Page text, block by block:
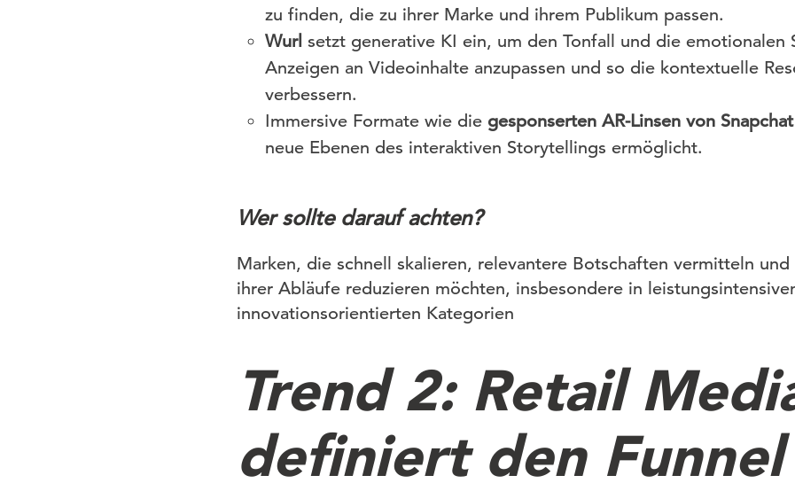
zu finden, die zu ihrer Marke und ihrem Publikum passen.
Wurl setzt generative KI ein, um den Tonfall und die emotionalen
Anzeigen an Videoinhalte anzupassen und so die kontextuelle
verbessern.
Immersive Formate wie die gesponserten AR-Linsen von Snapchat
neue Ebenen des interaktiven Storytellings ermöglicht.
Wer sollte darauf achten?
Marken, die schnell skalieren, relevantere Botschaften vermitteln
ihrer Abläufe reduzieren möchten, insbesondere in
innovationsorientierten Kategorien
Trend 2: Retail
definiert den Funnel